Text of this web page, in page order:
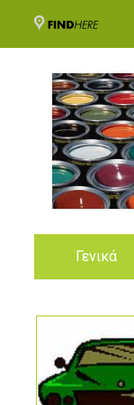
Γενικά